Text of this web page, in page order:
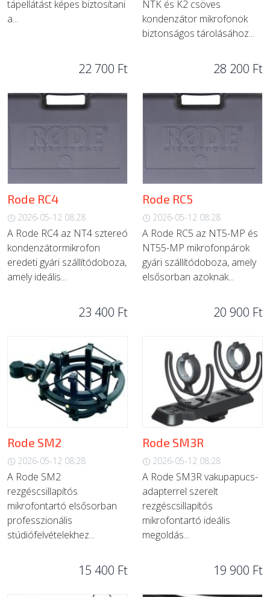
tápellátást képes biztosítani
a...
22 700 Ft
NTK és K2 csöves
kondenzátor mikrofonok
biztonságos tárolásához...
28 200 Ft
Rode RC4
2026-05-12 08:28
A Rode RC4 az NT4 sztereó
kondenzátormikrofon
eredeti gyári szállítódoboza,
amely ideális...
23 400 Ft
Rode RC5
2026-05-12 08:28
A Rode RC5 az NT5-MP és
NT55-MP mikrofonpárok
gyári szállítódoboza, amely
elsősorban azoknak...
20 900 Ft
Rode SM2
2026-05-12 08:28
A Rode SM2
rezgéscsillapítós
mikrofontartó elsősorban
professzionális
stúdiófelvételekhez...
15 400 Ft
Rode SM3R
2026-05-12 08:28
A Rode SM3R vakupapucs-
adapterrel szerelt
rezgéscsillapítós
mikrofontartó ideális
megoldás...
19 900 Ft